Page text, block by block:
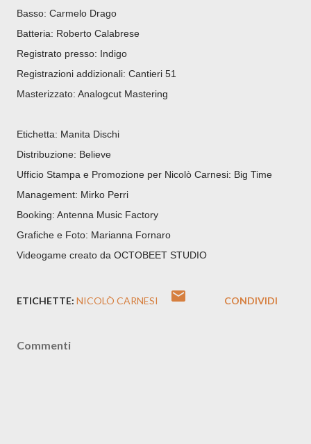
Basso: Carmelo Drago
Batteria: Roberto Calabrese
Registrato presso: Indigo
Registrazioni addizionali: Cantieri 51
Masterizzato: Analogcut Mastering
Etichetta: Manita Dischi
Distribuzione: Believe
Ufficio Stampa e Promozione per Nicolò Carnesi: Big Time
Management: Mirko Perri
Booking: Antenna Music Factory
Grafiche e Foto: Marianna Fornaro
Videogame creato da OCTOBEET STUDIO
ETICHETTE: NICOLÒ CARNESI CONDIVIDI
Commenti